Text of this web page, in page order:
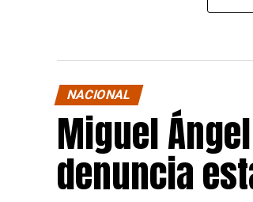
NACIONAL
Miguel
denuncia